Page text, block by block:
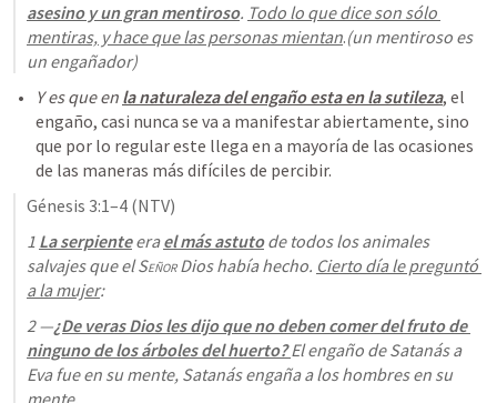
asesino y un gran mentiroso. Todo lo que dice son sólo
mentiras, y hace que las personas mientan.(un mentiroso es
un engañador)
Y es que en la naturaleza del engaño esta en la sutileza, el
engaño, casi nunca se va a manifestar abiertamente, sino
que por lo regular este llega en a mayoría de las ocasiones
de las maneras más difíciles de percibir.
Génesis 3:1–4 (NTV)
1 La serpiente era el más astuto de todos los animales
salvajes que el Señor Dios había hecho. Cierto día le preguntó
a la mujer:
2 —¿De veras Dios les dijo que no deben comer del fruto de
ninguno de los árboles del huerto? El engaño de Satanás a
Eva fue en su mente, Satanás engaña a los hombres en su
mente.